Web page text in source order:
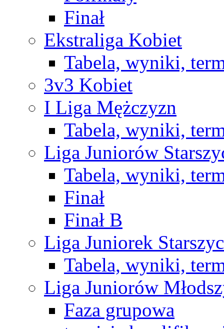
Finał
Ekstraliga Kobiet
Tabela, wyniki,
3v3 Kobiet
I Liga Mężczyzn
Tabela, wyniki,
Liga Juniorów
Tabela, wyniki,
Finał
Finał B
Liga Juniorek
Tabela, wyniki,
Liga Juniorów
Faza grupowa